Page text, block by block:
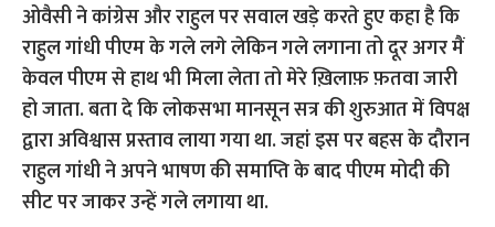
ओवैसी ने कांग्रेस और राहुल पर सवाल खड़े करते हुए कहा है कि
राहुल गांधी पीएम के गले लगे लेकिन गले लगाना तो दूर अगर मैं
केवल पीएम से हाथ भी मिला लेता तो मेरे ख़िलाफ़ फ़तवा जारी
हो जाता. बता दे कि लोकसभा मानसून सत्र की शुरुआत में विपक्ष
द्वारा अविश्वास प्रस्ताव लाया गया था. जहां इस पर बहस के दौरान
राहुल गांधी ने अपने भाषण की समाप्ति के बाद पीएम मोदी की
सीट पर जाकर उन्हें गले लगाया था.